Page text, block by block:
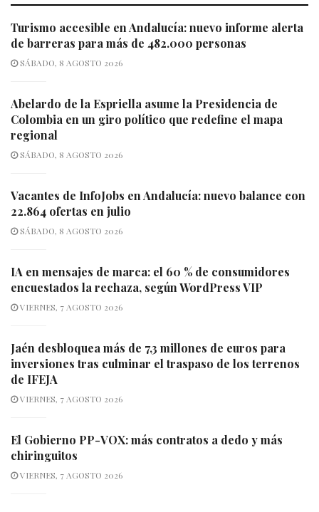
Turismo accesible en Andalucía: nuevo informe alerta
de barreras para más de 482.000 personas
SÁBADO, 8 AGOSTO 2026
Abelardo de la Espriella asume la Presidencia de
Colombia en un giro político que redefine el mapa
regional
SÁBADO, 8 AGOSTO 2026
Vacantes de InfoJobs en Andalucía: nuevo balance con
22.864 ofertas en julio
SÁBADO, 8 AGOSTO 2026
IA en mensajes de marca: el 60 % de consumidores
encuestados la rechaza, según WordPress VIP
VIERNES, 7 AGOSTO 2026
Jaén desbloquea más de 7,3 millones de euros para
inversiones tras culminar el traspaso de los terrenos
de IFEJA
VIERNES, 7 AGOSTO 2026
El Gobierno PP-VOX: más contratos a dedo y más
chiringuitos
VIERNES, 7 AGOSTO 2026